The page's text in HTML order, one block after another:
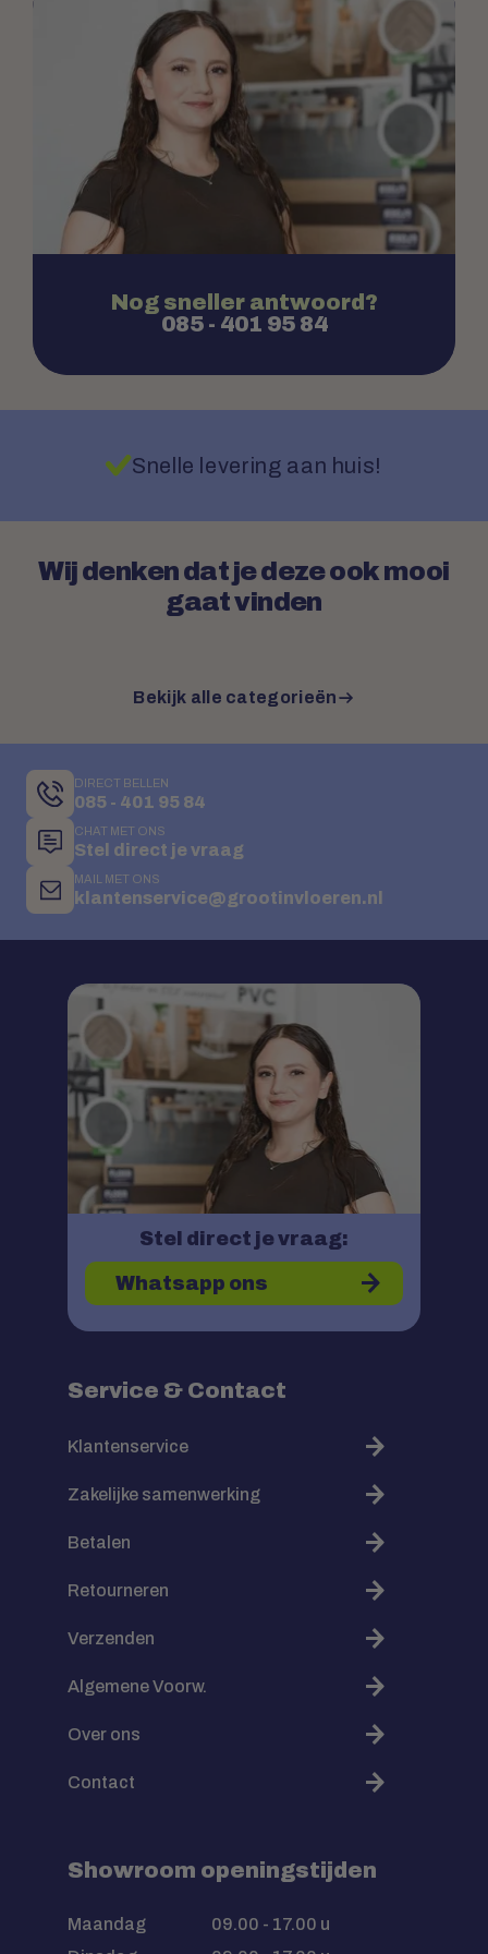
Nog sneller antwoord?
085 - 401 95 84
Snelle levering aan huis!
Wij denken dat je deze ook mooi
gaat vinden
Bekijk alle categorieën
DIRECT BELLEN
085 - 401 95 84
CHAT MET ONS
Stel direct je vraag
MAIL MET ONS
klantenservice@grootinvloeren.nl
Stel direct je vraag:
Whatsapp ons
Service & Contact
Klantenservice
Zakelijke samenwerking
Betalen
Retourneren
Verzenden
Algemene Voorw.
Over ons
Contact
Showroom openingstijden
Maandag
09.00 - 17.00 u